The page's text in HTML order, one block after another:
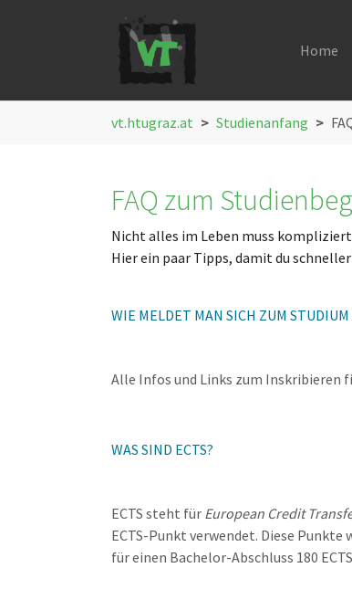
Home
vt.htugraz.at Studienanfang
FAQ zum
Nicht alles im Leben muss
Hier ein paar Tipps, damit du
WIE MELDET MAN SICH ZUM STUDIUM
Alle Infos und Links zum Inskribieren
WAS SIND ECTS?
ECTS steht für European Credit
ECTS-Punkt verwendet. Diese
für einen Bachelor-Abschluss 180